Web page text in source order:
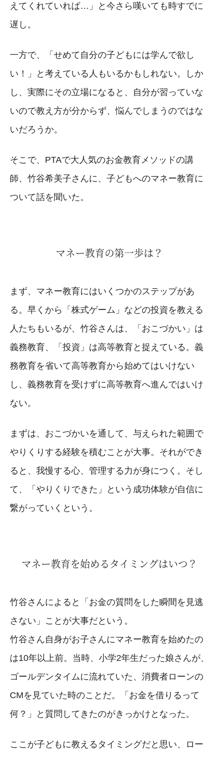
えてくれていれば…」と今さら嘆いても時すでに
遅し。
一方で、「せめて自分の子どもには学んで欲し
い！」と考えている人もいるかもしれない。しか
し、実際にその立場になると、自分が習っていな
いので教え方が分からず、悩んでしまうのではな
いだろうか。
そこで、PTAで大人気のお金教育メソッドの講
師、竹谷希美子さんに、子どもへのマネー教育に
ついて話を聞いた。
マネー教育の第一歩は？
まず、マネー教育にはいくつかのステップがあ
る。早くから「株式ゲーム」などの投資を教える
人たちもいるが、竹谷さんは、「おこづかい」は
義務教育、「投資」は高等教育と捉えている。義
務教育を省いて高等教育から始めてはいけない
し、義務教育を受けずに高等教育へ進んではいけ
ない。
まずは、おこづかいを通して、与えられた範囲で
やりくりする経験を積むことが大事。それができ
ると、我慢する心、管理する力が身につく。そし
て、「やりくりできた」という成功体験が自信に
繋がっていくという。
マネー教育を始めるタイミングはいつ？
竹谷さんによると「お金の質問をした瞬間を見逃
さない」ことが大事だという。
竹谷さん自身がお子さんにマネー教育を始めたの
は10年以上前。当時、小学2年生だった娘さんが、
ゴールデンタイムに流れていた、消費者ローンの
CMを見ていた時のことだ。「お金を借りるって
何？」と質問してきたのがきっかけとなった。
ここが子どもに教えるタイミングだと思い、ロー